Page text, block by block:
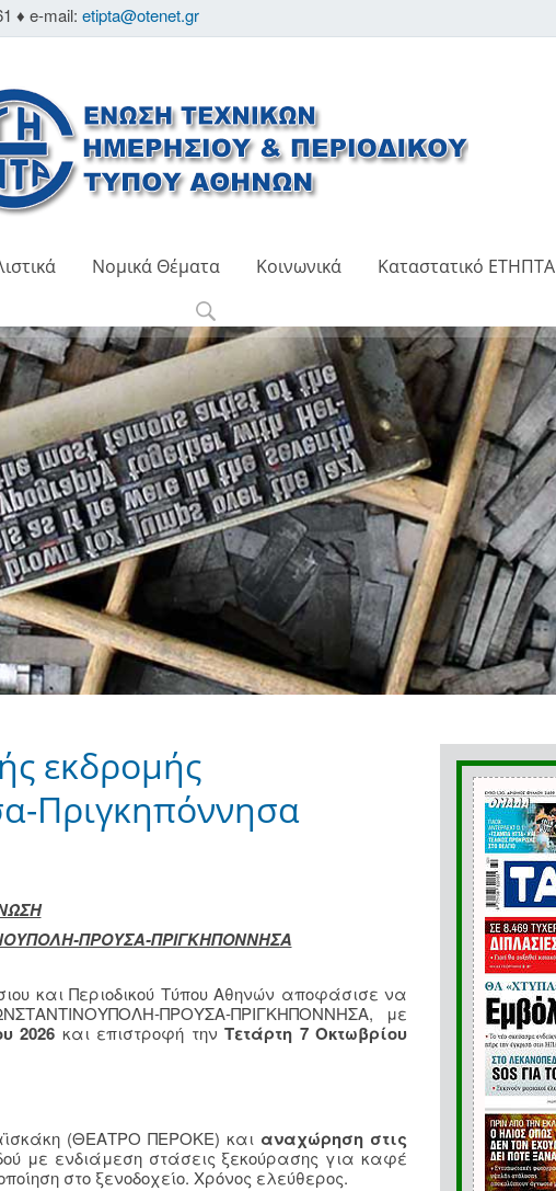
♦ e-mail: etipta@otenet.gr
Νομικά Θέματα Κοινωνικά Καταστατικό ΕΤΗΠΤΑ
εκδρομής
Πριγκηπόννησα
ΠΡΟΥΣΑ-ΠΡΙΓΚΗΠΟΝΝΗΣΑ
και Περιοδικού Τύπου Αθηνών αποφάσισε να
ΠΡΟΥΣΑ-ΠΡΙΓΚΗΠΟΝΝΗΣΑ, με
2026 και επιστροφή την Τετάρτη 7 Οκτωβρίου
(ΘΕΑΤΡΟ ΠΕΡΟΚΕ) και αναχώρηση στις
με ενδιάμεση στάσεις ξεκούρασης για καφέ
στο ξενοδοχείο. Χρόνος ελεύθερος.